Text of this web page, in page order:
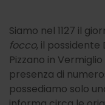
Siamo nel 1127 il
focco, il possidente
Pizzano in
presenza di
possediamo solo